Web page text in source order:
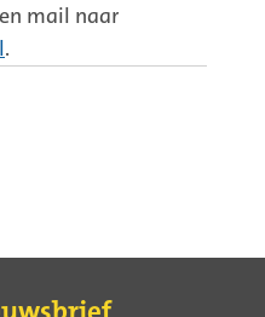
mail naar
.